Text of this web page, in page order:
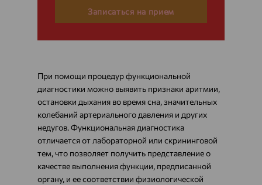
Записаться на прием
При помощи процедур функциональной
диагностики можно выявить признаки аритмии,
остановки дыхания во время сна, значительных
колебаний артериального давления и других
недугов. Функциональная диагностика
отличается от лабораторной или скрининговой
тем, что позволяет получить представление о
качестве выполнения функции, предписанной
органу, и ее соответствии физиологической